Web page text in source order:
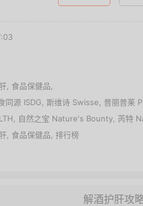
食品保健品
同源 ISDG 斯维诗 Swisse
普丽普莱
自然之宝 Nature's Bounty 芮特
食品保健品 排行榜
解酒护肝攻